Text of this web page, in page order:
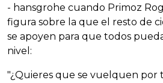
- hansgrohe cuando Primoz
figura sobre la que el resto de
se apoyen para que todos
nivel:
"¿Quieres que se vuelquen por